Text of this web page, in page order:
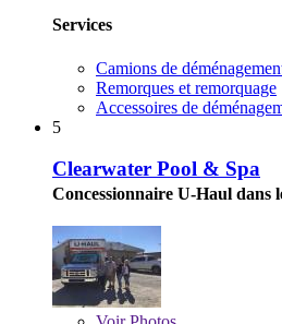
Services
Camions de
Remorques et remorquage
Accessoires de
5
Clearwater Pool & Spa
Concessionnaire U-Haul dans